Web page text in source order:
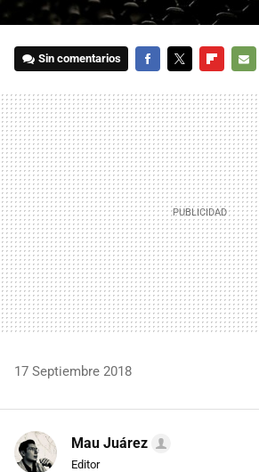
Sin comentarios
MAIL
17 Septiembre 2018
Mau Juárez
Editor